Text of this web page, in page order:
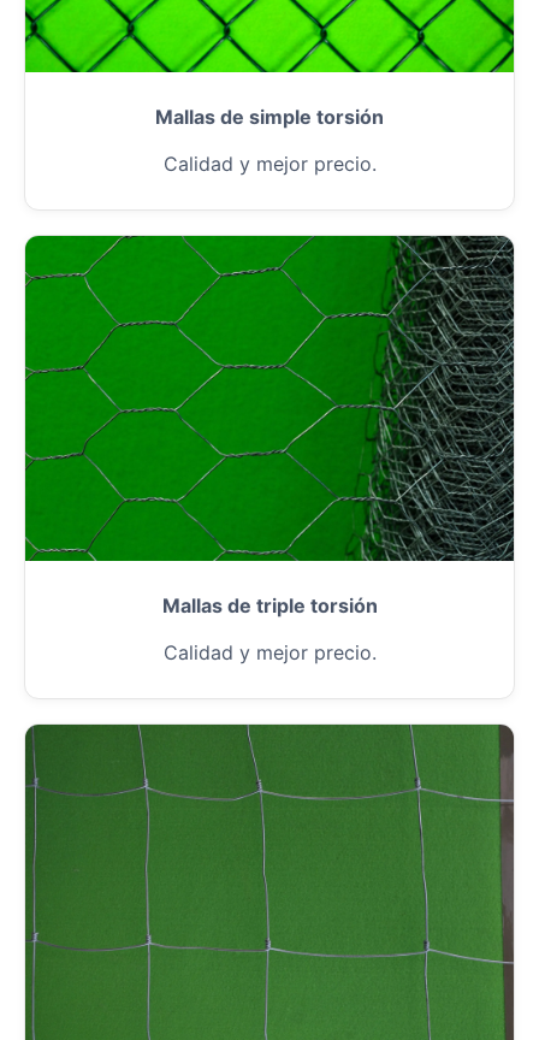
Mallas de simple torsión
Calidad y mejor precio.
Mallas de triple torsión
Calidad y mejor precio.